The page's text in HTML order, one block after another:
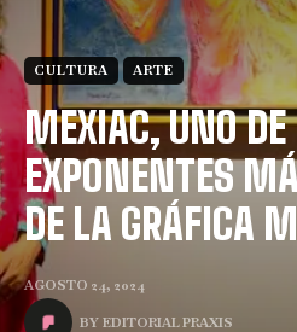
CULTURA ARTE
MEXIAC, UNO DE
EXPONENTES
DE LA GRÁFICA
AGOSTO 24, 2024
BY EDITORIAL PRAXIS